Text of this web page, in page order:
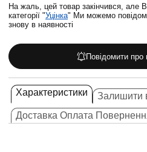
На жаль, цей товар закінчився, але
категорії "Уцінка" Ми можемо
знову в наявності
Повідомити про
Характеристики Залишити
Доставка Оплата